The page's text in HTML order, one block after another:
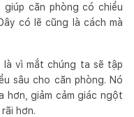
căn phòng có chiều
có lẽ cũng là cách mà
vì mắt chúng ta sẽ tập
sâu cho căn phòng. Nó
hơn, giảm cảm giác ngột
hơn.